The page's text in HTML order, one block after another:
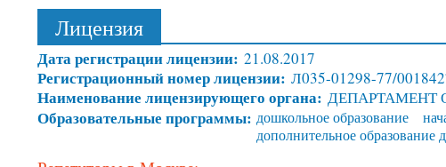
Лицензия
Дата регистрации лицензии: 21.08.2017
Регистрационный номер лицензии: Л035-01298-77/
Наименование лицензирующего органа: ДЕПАРТАМЕНТ
Образовательные программы: дошкольное образование
дополнительное образование